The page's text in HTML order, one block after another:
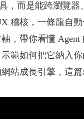
，而是能跨瀏覽
稽核，一條龍自
，帶你看懂
範如何把它納入
站成長引擎，這篇